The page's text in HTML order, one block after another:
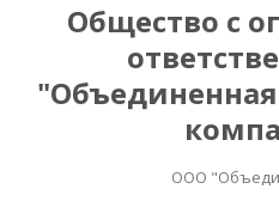
Общество с
ООО